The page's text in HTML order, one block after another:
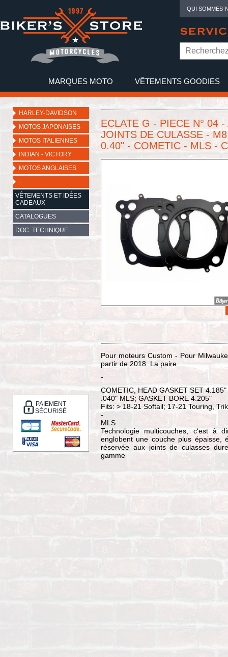
QUI SOMMES-
MARQUES MOTO VÊTEMENTS GOODIES
HARLEY-DAVIDSON
MOTOS JAPONAISES
MOTOS ITALIENNES
INDIAN - VICTORY
MOTOS ANGLAISES
-
VÊTEMENTS ET IDÉES
CADEAUX
CATALOGUES
DOC. TECHNIQUE
PAIEMENT
SÉCURISÉ
ECLATE G - PIECE N° 04
JOINTS DE CULASSE -
0.40" - COMETIC - MLS -
Pour moteurs Custom - Pour
partir de 2018. La paire
-
COMETIC, HEAD GASKET SET 4.185"
.040" MLS; GASKET BORE 4.205"
Fits: > 18-21 Softail; 17-21 Touring,
-
MLS
Technologie multicouches, c‘est à
englobent une couche plus épaisse,
réservée aux joints de culasses
gamme